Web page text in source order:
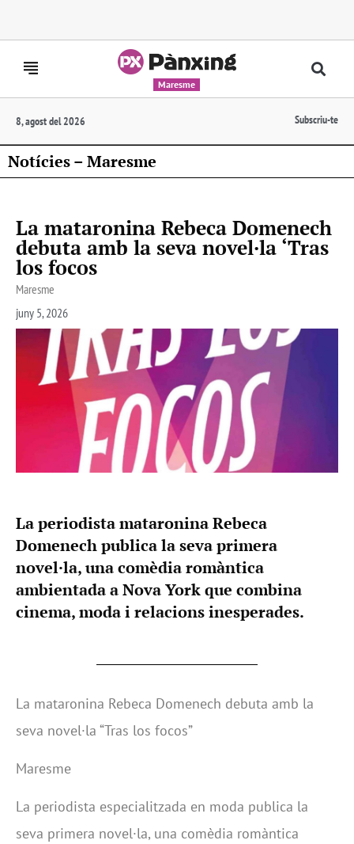
Maresme
8, agost del 2026 Subscriu-te
Notícies – Maresme
La mataronina Rebeca Domenech
debuta amb la seva novel·la ‘Tras
los focos
Maresme
juny 5, 2026
La periodista mataronina Rebeca
Domenech publica la seva primera
novel·la, una comèdia romàntica
ambientada a Nova York que combina
cinema, moda i relacions inesperades.
La mataronina Rebeca Domenech debuta amb la
seva novel·la “Tras los focos”
Maresme
La periodista especialitzada en moda publica la
seva primera novel·la, una comèdia romàntica